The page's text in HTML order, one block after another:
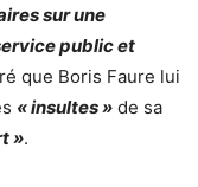
sur une
public et
que Boris Faure lui
« insultes » de sa
».